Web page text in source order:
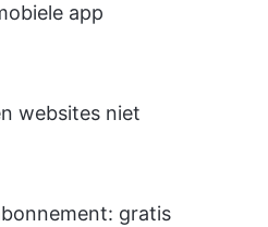
app
websites niet
gratis